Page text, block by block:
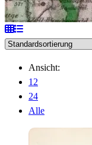
Ansicht:
12
24
Alle